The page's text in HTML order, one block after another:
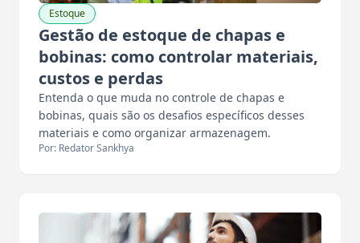
Estoque
Gestão de estoque de chapas e
bobinas: como controlar materiais,
custos e perdas
Entenda o que muda no controle de chapas e
bobinas, quais são os desafios específicos desses
materiais e como organizar armazenagem.
Por: Redator Sankhya